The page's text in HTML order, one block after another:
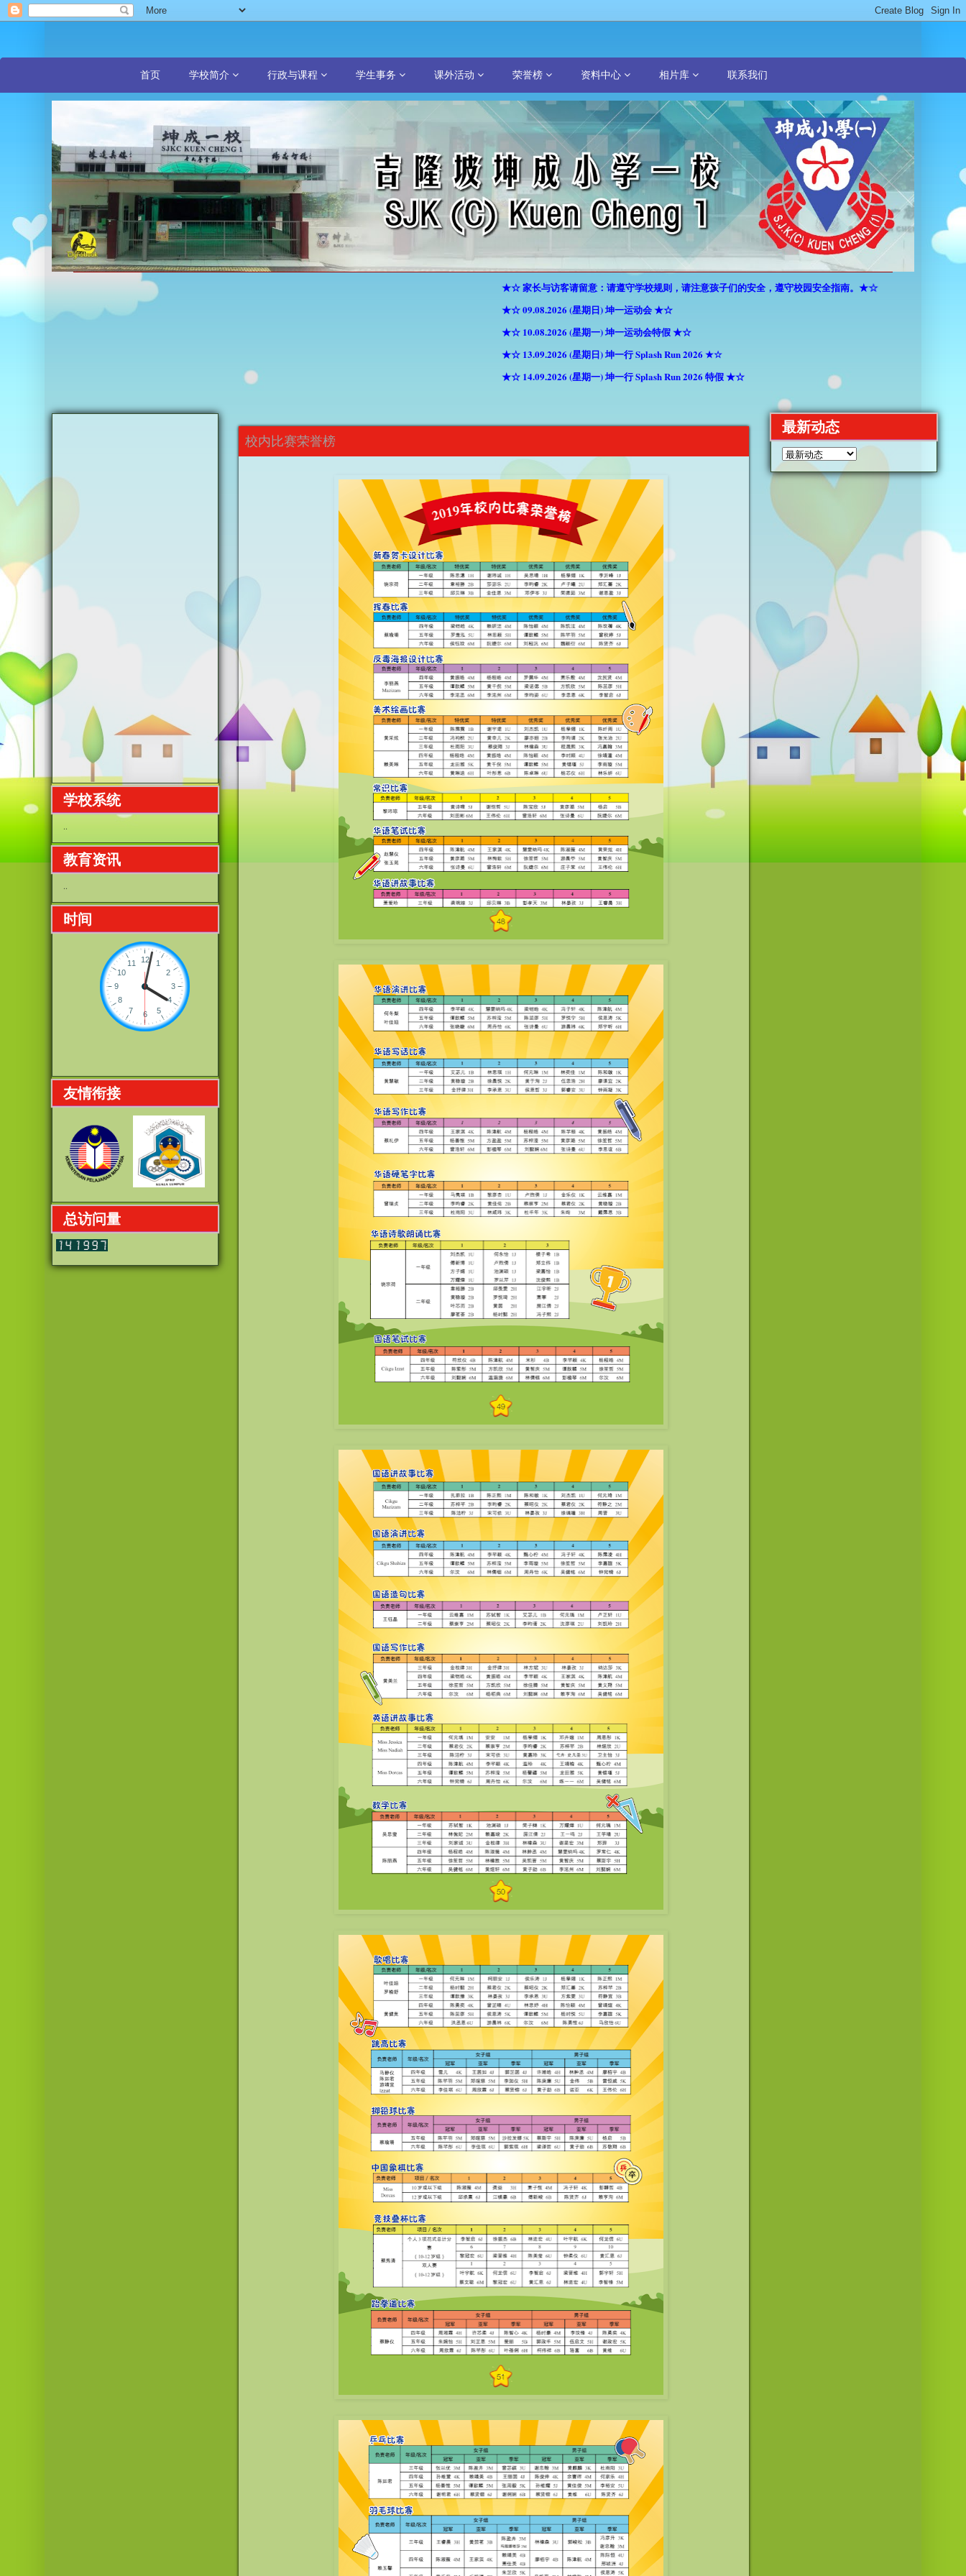
首页 学校简介 行政与课程 学生事务 课外活动 荣誉榜 资料中心 相片库 联系我们
★☆ 家长与访客请留意：请遵守学校规则，请注意孩子们的安全，遵守校园安全指南。★☆
★☆ 09.08.2026 (星期日) 坤一运动会 ★☆
★☆ 10.08.2026 (星期一) 坤一运动会特假 ★☆
★☆ 13.09.2026 (星期日) 坤一行 Splash Run 2026 ★☆
★☆ 14.09.2026 (星期一) 坤一行 Splash Run 2026 特假 ★☆
校内比赛荣誉榜
学校系统
..
教育资讯
..
时间
友情衔接
总访问量
最新动态